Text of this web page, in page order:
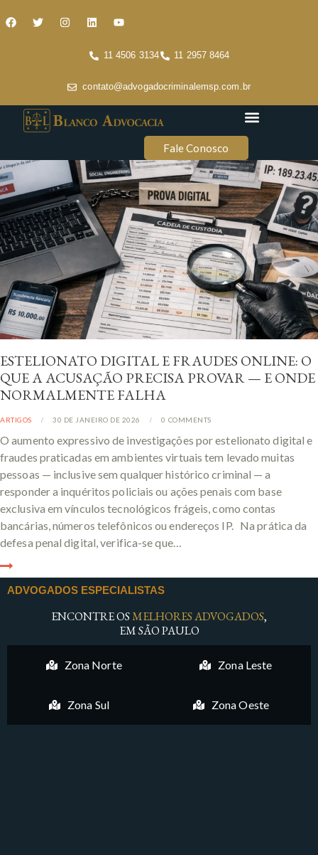
11 4506 3134 11 2957 8464
contato@advogadocriminalemsp.com.br
Fale Conosco
ESTELIONATO DIGITAL E FRAUDES ONLINE: O
QUE A ACUSAÇÃO PRECISA PROVAR — E ONDE
NORMALMENTE FALHA
ARTIGOS 30 DE JANEIRO DE 2026 0 COMMENTS
O aumento expressivo de investigações por estelionato digital e
fraudes praticadas em ambientes virtuais tem levado muitas
pessoas — inclusive sem qualquer histórico criminal — a
responder a inquéritos policiais ou ações penais com base
exclusiva em vínculos tecnológicos frágeis, como contas
bancárias, números telefônicos ou endereços IP. Na prática da
defesa penal digital, verifica-se que…
ADVOGADOS ESPECIALISTAS
ENCONTRE OSMELHORES ADVOGADOS,
EM SÃO PAULO
Zona Norte Zona Leste
Zona Sul Zona Oeste